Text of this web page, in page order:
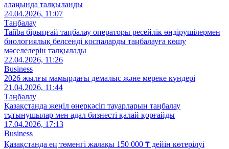
алаңында талқыланды
24.04.2026, 11:07
Таңбалау
Tañba бірыңғай таңбалау операторы ресейлік өндірушілермен
биологиялық белсенді қоспаларды таңбалауға көшу
мәселелерін талқылады
22.04.2026, 11:26
Business
2026 жылғы мамырдағы демалыс және мереке күндері
21.04.2026, 11:44
Таңбалау
Қазақстанда жеңіл өнеркәсіп тауарларын таңбалау
тұтынушылар мен адал бизнесті қалай қорғайды
17.04.2026, 17:13
Business
Қазақстанда ең төменгі жалақы 150 000 ₸ дейін көтерілуі